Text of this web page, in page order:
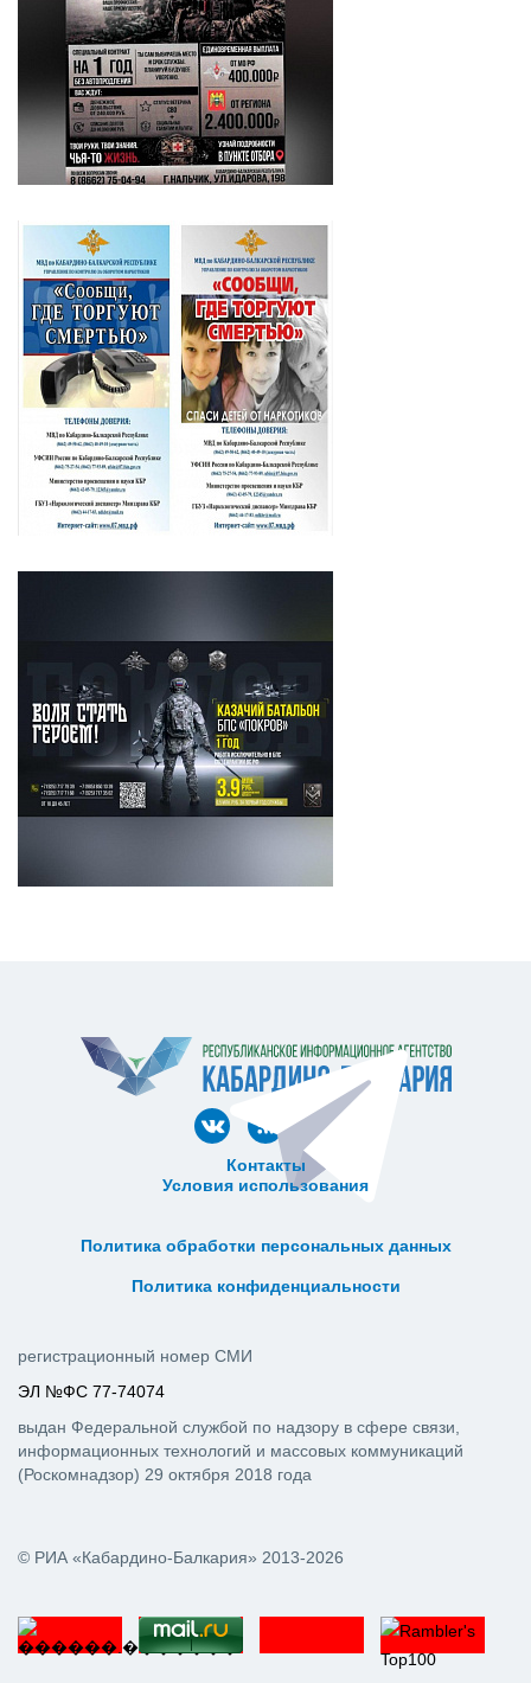
Контакты
Условия использования
Политика обработки персональных данных
Политика конфиденциальности
© РИА «Кабардино-Балкария» 2013-2026
регистрационный номер СМИ
ЭЛ №ФС 77-74074
выдан Федеральной службой по надзору в сфере связи,
информационных технологий и массовых коммуникаций
(Роскомнадзор) 29 октября 2018 года